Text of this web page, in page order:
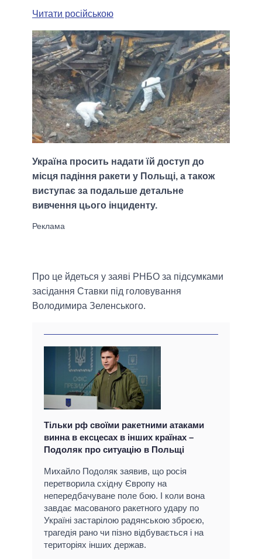
Читати російською
Україна просить надати їй доступ до
місця падіння ракети у Польщі, а також
виступає за подальше детальне
вивчення цього інциденту.
Про це йдеться у заяві РНБО за підсумками
засідання Ставки під головування
Володимира Зеленського.
Тільки рф своїми ракетними атаками
винна в ексцесах в інших країнах –
Подоляк про ситуацію в Польщі
Михайло Подоляк заявив, що росія
перетворила східну Європу на
непередбачуване поле бою. І коли вона
завдає масованого ракетного удару по
Україні застарілою радянською зброєю,
трагедія рано чи пізно відбувається і на
територіях інших держав.